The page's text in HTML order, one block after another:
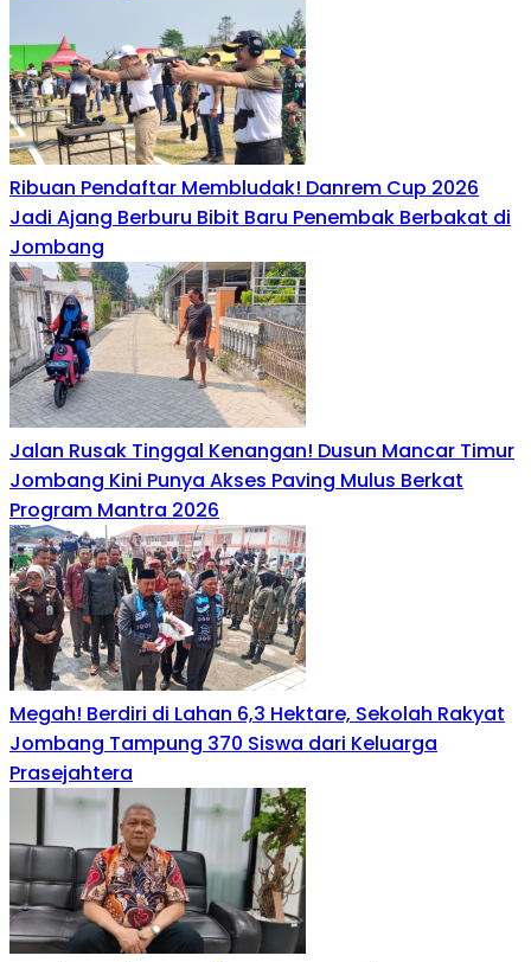
Ribuan Pendaftar Membludak! Danrem Cup 2026
Jadi Ajang Berburu Bibit Baru Penembak Berbakat di
Jombang
Jalan Rusak Tinggal Kenangan! Dusun Mancar Timur
Jombang Kini Punya Akses Paving Mulus Berkat
Program Mantra 2026
Megah! Berdiri di Lahan 6,3 Hektare, Sekolah Rakyat
Jombang Tampung 370 Siswa dari Keluarga
Prasejahtera